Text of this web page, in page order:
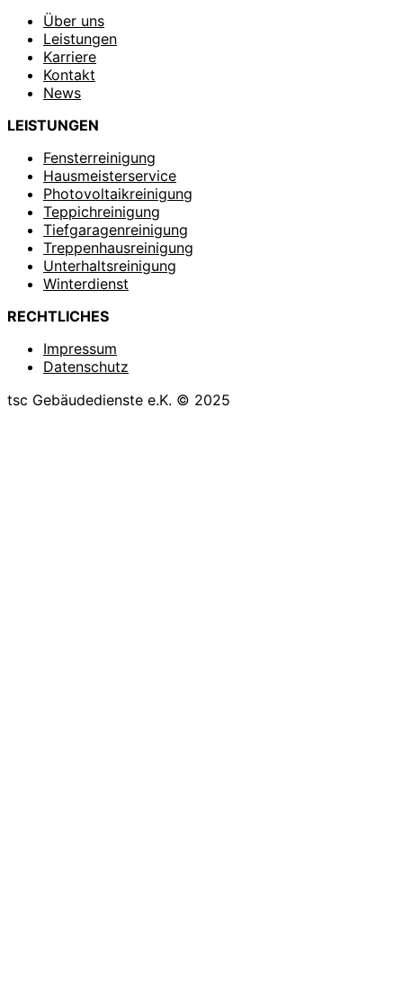
Über uns
Leistungen
Karriere
Kontakt
News
LEISTUNGEN
Fensterreinigung
Hausmeisterservice
Photovoltaikreinigung
Teppichreinigung
Tiefgaragenreinigung
Treppenhausreinigung
Unterhaltsreinigung
Winterdienst
RECHTLICHES
Impressum
Datenschutz
tsc Gebäudedienste e.K. © 2025